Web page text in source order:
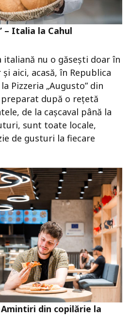
– Italia la Cahul
italiană nu o găsești doar în
aici, acasă, în Republica
Pizzeria „Augusto” din
după o rețetă
de la cașcaval până la
sunt toate locale,
de gusturi la fiecare
Amintiri din copilărie la